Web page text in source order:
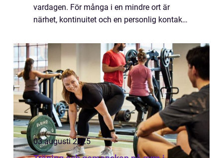
vardagen. För många i en mindre ort är
närhet, kontinuitet och en personlig kontakt
Malmköping spelar fysioterapeuter en viktig
roll för ...
03 augusti 2025